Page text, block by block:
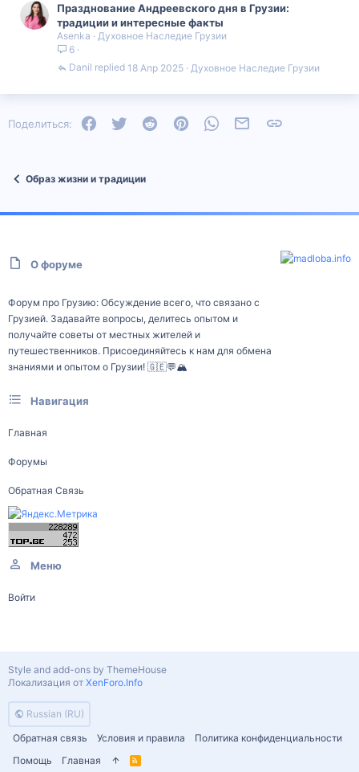
Празднование Андреевского дня в Грузии:
традиции и интересные факты
Asenka
Духовное Наследие Грузии
6
Духовное Наследие Грузии
18 Апр 2025
Danil
Поделиться: FacebookTwitter Reddit PinterestWhatsAppЭлектронная почта
Образ жизни и традиции
О форуме
Форум про Грузию: Обсуждение всего, что связано с
Грузией. Задавайте вопросы, делитесь опытом и
получайте советы от местных жителей и
путешественников. Присоединяйтесь к нам для обмена
знаниями и опытом о Грузии! 🇬🇪💬🏔️
Навигация
Главная
Форумы
Обратная Связь
Меню
Войти
Russian (RU)
Обратная связь
Условия и правила
Политика конфиденциальности
Помощь
Главная
R
Style and add-ons by ThemeHouse
Локализация от XenForo.Info